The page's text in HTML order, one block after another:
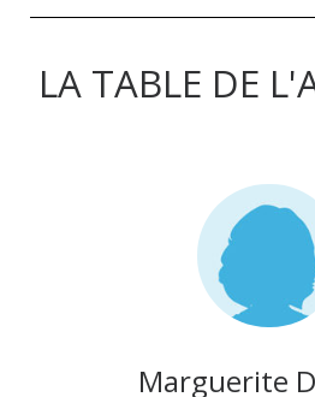
LA TABLE DE
Marguerite